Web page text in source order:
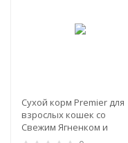
Сухой корм Premier для
взрослых кошек со
Свежим Ягненком и
Индейкой (Cat